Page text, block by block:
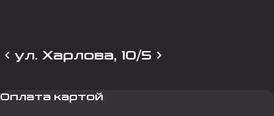
ул. Харлова, 10/5
Оплата картой